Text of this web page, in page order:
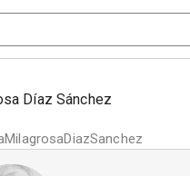
Díaz Sánchez